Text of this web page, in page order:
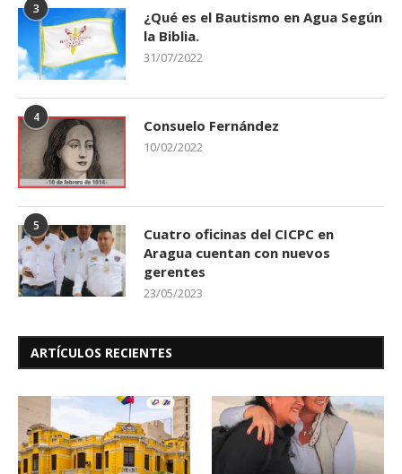
3
¿Qué es el Bautismo en Agua Según
la Biblia.
31/07/2022
4 Consuelo Fernández
10/02/2022
5
Cuatro oficinas del CICPC en
Aragua cuentan con nuevos
gerentes
23/05/2023
ARTÍCULOS RECIENTES